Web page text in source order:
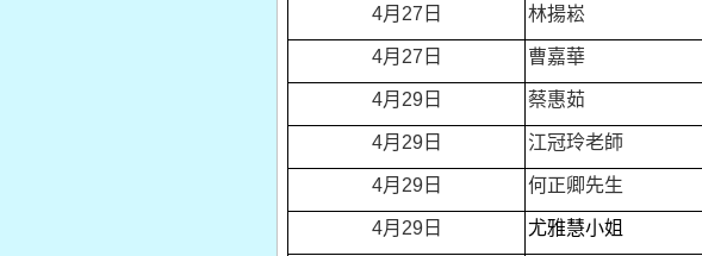
4月27日 林揚崧
4月27日 曹嘉華
4月29日 蔡惠茹
4月29日 江冠玲老師
4月29日 何正卿先生
4月29日 尤雅慧小姐